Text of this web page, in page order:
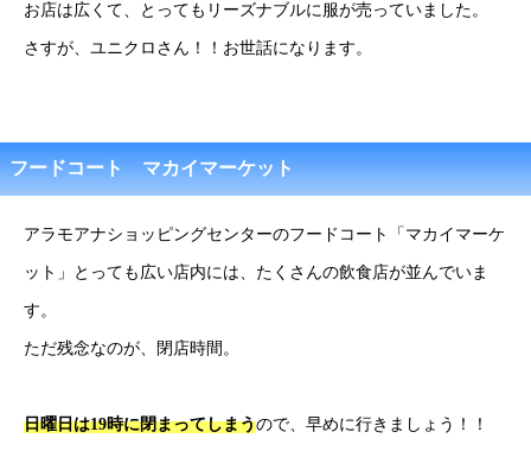
お店は広くて、とってもリーズナブルに服が売っていました。
さすが、ユニクロさん！！お世話になります。
フードコート マカイマーケット
アラモアナショッピングセンターのフードコート「マカイマーケ
ット」とっても広い店内には、たくさんの飲食店が並んでいま
す。
ただ残念なのが、閉店時間。
日曜日は19時に閉まってしまうので、早めに行きましょう！！